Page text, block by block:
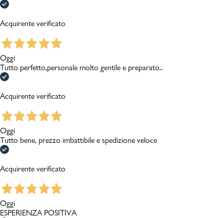
Acquirente verificato
Oggi
Tutto perfetto,personale molto gentile e preparato..
Acquirente verificato
Oggi
Tutto bene, prezzo imbattibile e spedizione veloce
Acquirente verificato
Oggi
ESPERIENZA POSITIVA